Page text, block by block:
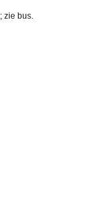
zie bus.